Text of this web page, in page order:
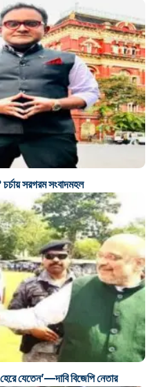
সরগরম সংবাদমহল
যেতেন’—দাবি বিজেপি নেতার